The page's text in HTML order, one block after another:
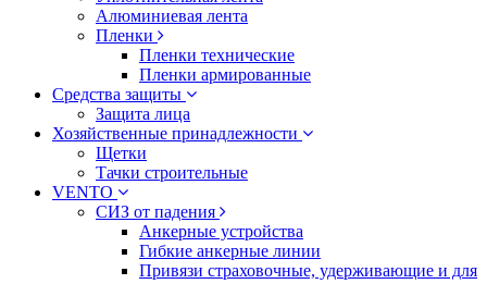
Алюминиевая лента
Пленки
Пленки технические
Пленки армированные
Средства защиты
Защита лица
Хозяйственные принадлежности
Щетки
Тачки строительные
VENTO
СИЗ от падения
Анкерные устройства
Гибкие анкерные линии
Привязи страховочные, удерживающие и для